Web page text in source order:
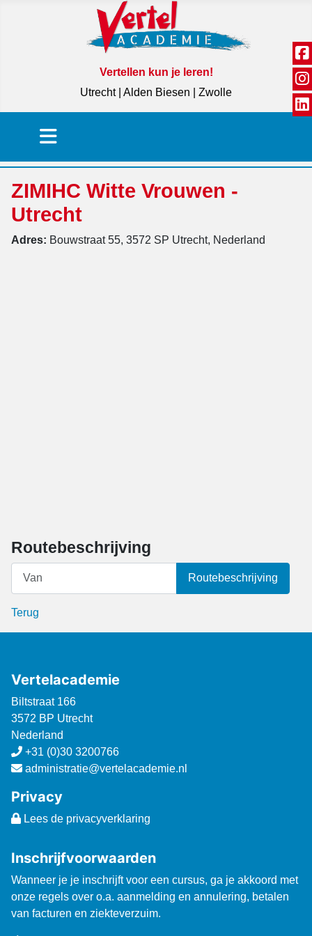
Vertellen kun je leren!
Utrecht | Alden Biesen | Zwolle
ZIMIHC Witte Vrouwen -
Utrecht
Adres: Bouwstraat 55, 3572 SP Utrecht, Nederland
Routebeschrijving
Routebeschrijving
Terug
Vertelacademie
Biltstraat 166
3572 BP Utrecht
Nederland
+31 (0)30 3200766
administratie@vertelacademie.nl
Privacy
Lees de privacyverklaring
Inschrijfvoorwaarden
Wanneer je je inschrijft voor een cursus, ga je akkoord met
onze regels over o.a. aanmelding en annulering, betalen
van facturen en ziekteverzuim.